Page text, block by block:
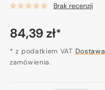
Brak recenzji
Cena
regularna
84,39 zł*
* z podatkiem VAT Dostawa
zamówienia.